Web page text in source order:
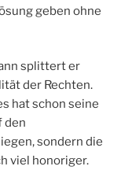
geben ohne
splittert er
der Rechten.
hat schon seine
den
sondern die
viel honoriger.